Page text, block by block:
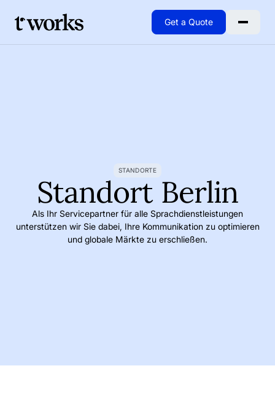
Get a Quote
STANDORTE
Standort Berlin
Als Ihr Servicepartner für alle Sprachdienstleistungen
unterstützen wir Sie dabei, Ihre Kommunikation zu optimieren
und globale Märkte zu erschließen.